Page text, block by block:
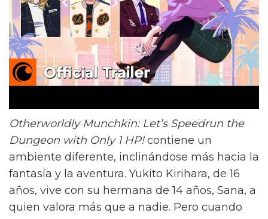
Otherworldly Munchkin: Let’s Speedrun the
Dungeon with Only 1 HP!contiene un
ambiente diferente, inclinándose más hacia la
fantasía y la aventura. Yukito Kirihara, de 16
años, vive con su hermana de 14 años, Sana, a
quien valora más que a nadie. Pero cuando